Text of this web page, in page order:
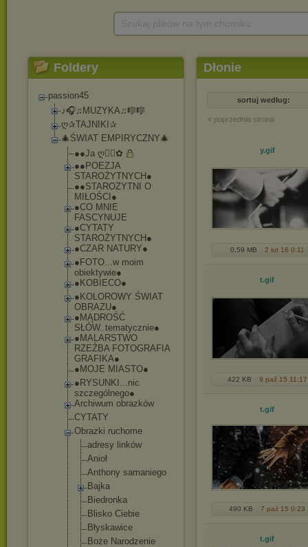
Foldery
passion45
♪🎧♫MUZYKA♫🎼🎼
ღ✰TAJNIKI✰
🎄ŚWIAT EMPIRYCZNY🎄
●●Ja ღڰۣ✿
●●POEZJA
STAROŻYTNYCH●
●●STAROZYTNI O
MIŁOŚCI●
●CO MNIE
FASCYNUJE
●CYTATY
STAROŻYTNYCH●
●CZAR NATURY●
●FOTO...w moim
obiektywie●
●KOBIECO●
●KOLOROWY ŚWIAT
OBRAZU●
●MĄDROŚĆ
SŁÓW..tematycznie●
●MALARSTWO
RZEŹBA FOTOGRAFIA
GRAFIKA●
●MOJE MIASTO●
●RYSUNKI...nic
szczególnego●
Archiwum obrazków
CYTATY
Obrazki ruchome
adresy linków
Anioł
Anthony samaniego
Bajka
Biedronka
Blisko Ciebie
Błyskawice
Boże Narodzenie
Dłonie
sortuj według:
« poprzednia strona
y.gif
0,59 MB 2 lut 16 0:11
t.gif
422 KB 9 paź 15 11:17
t.gif
490 KB 7 paź 15 0:23
t.gif